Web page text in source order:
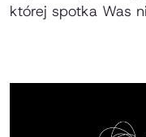
której spotka Was